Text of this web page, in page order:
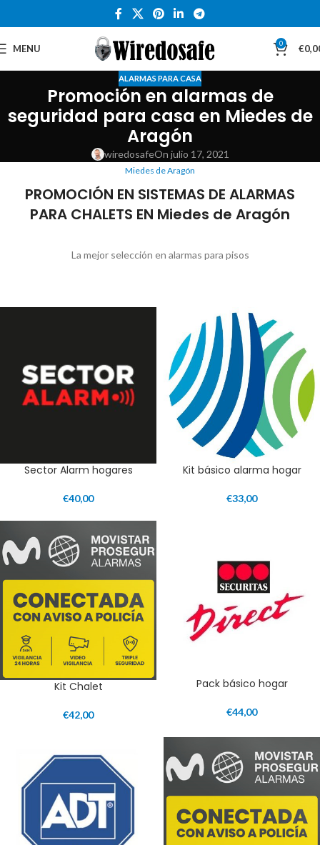
MENU 0 €
ALARMAS PARA CASA
Promoción en alarmas de
seguridad para casa en Miedes de
Aragón
wiredosafeOn julio 17, 2021
Miedes de Aragón
PROMOCIÓN EN SISTEMAS DE ALARMAS
PARA CHALETS EN Miedes de Aragón
La mejor selección en alarmas para pisos
Sector Alarm hogares
€40,00
Kit básico alarma hogar
€33,00
Kit Chalet
€42,00
Pack básico hogar
€44,00